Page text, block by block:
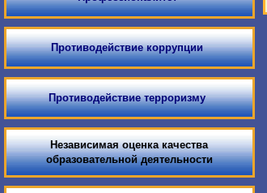
Противодействие коррупции
Противодействие терроризму
Независимая оценка качества
образовательной деятельности